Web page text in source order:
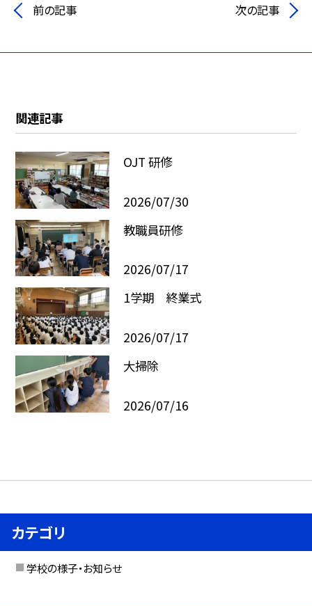
前の記事 次の記事
関連記事
OJT 研修
2026/07/30
教職員研修
2026/07/17
1学期 終業式
2026/07/17
大掃除
2026/07/16
カテゴリ
学校の様子・お知らせ